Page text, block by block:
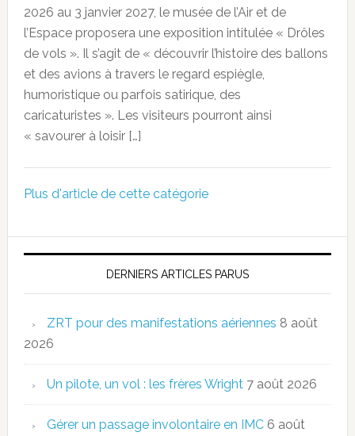
2026 au 3 janvier 2027, le musée de l’Air et de
l’Espace proposera une exposition intitulée « Drôles
de vols ». Il s’agit de « découvrir l’histoire des ballons
et des avions à travers le regard espiègle,
humoristique ou parfois satirique, des
caricaturistes ». Les visiteurs pourront ainsi
« savourer à loisir […]
Plus d'article de cette catégorie
DERNIERS ARTICLES PARUS
ZRT pour des manifestations aériennes 8 août
2026
Un pilote, un vol : les frères Wright 7 août 2026
Gérer un passage involontaire en IMC 6 août